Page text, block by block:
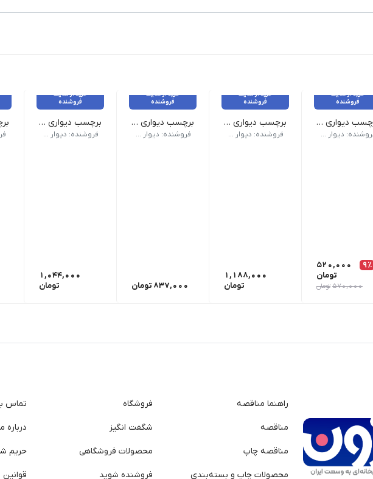
خرید از سایت
فروشنده
برچسب دیواری پاپییون کد 1640
فروشنده: دیوار آبنباتی
9٪
520,000
تومان
570,000 تومان
خرید از سایت
فروشنده
برچسب دیواری چارت قد شیر کد1655 ارتفاع 150 سانت عرض 60 سانت
فروشنده: دیوار آبنباتی
1,188,000
تومان
خرید از سایت
فروشنده
برچسب دیواری آناشید کد 1641
طراحی منحصربه‌فرد و متفاوت با ظاهری هنری. |
فروشنده: دیوار آبنباتی
837,000 تومان
خرید از سایت
فروشنده
برچسب دیواری فرشته کوچولو کد 1636
فروشنده: دیوار آبنباتی
1,044,000
تومان
راهنما مناقصه
مناقصه
مناقصه چاپ
محصولات چاپ و بسته‌بندی
فروشگاه
شگفت انگیز
محصولات فروشگاهی
فروشنده شوید
تماس
درباره
حریم